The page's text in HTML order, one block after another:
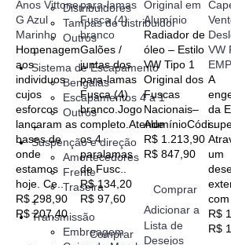
Distribuidores
Tampas de distribuidor
Outros
+
Sistema de Escapamento
Bengalas
Escapamentos 4 a 1
Outros
+
Suspenção e direção
Amortecedores
Frente
Traseira
+
Transmissão
Embreagem
Anos Vittone
G Azul
Marinho
Homenagem
aos
individuos
cujos
esforcos
lancaram as
bases de
onde
estamos
hoje. Ce..
R$ 298,90
R$ 207,40
para-lamas
Fusca (4)
branco
Galões /
juntas dos
para-lamas
Fusca (4)
branco.Jogo
completo.Atende
os 4
paralamas
de Fusc..
R$ 134,20
R$ 97,60
Comprar
Original em
Alumínio
Radiador de
óleo – Estilo
VW Tipo 1
Original dos
Fuscas
Nacionais–
AlumínioCódi..
R$ 1.213,90
R$ 847,90
Comprar
Adicionar a
Lista de
Desejos
VW
A
da
um
com
R$
R$